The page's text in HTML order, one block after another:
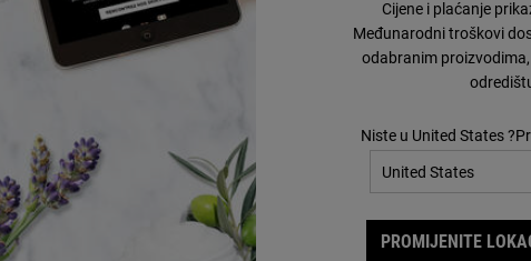
Naša povijest
Savjeti o njezi kože
Filantropija
Cijene i plaćanje
Međunarodni troškovi
odabranim
Niste u United States
PROMIJENITE